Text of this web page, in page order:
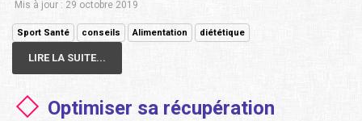
Mis à jour : 29 octobre 2019
Sport Santé conseils Alimentation diététique
LIRE LA SUITE...
Optimiser sa récupération